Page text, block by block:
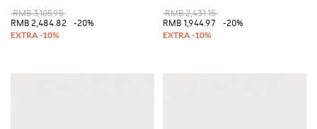
RMB 3,105.95
RMB 2,484.82
-20%
RMB 2,431.15
RMB 1,944.97
-20%